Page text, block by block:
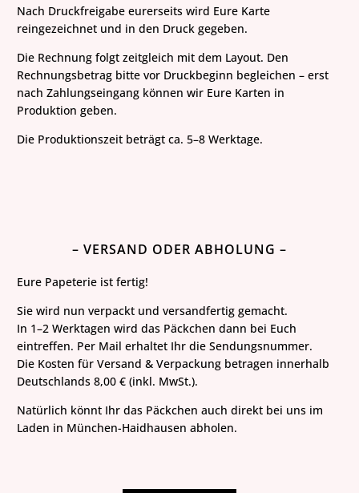
Nach Druckfreigabe eurerseits wird Eure Karte
reingezeichnet und in den Druck gegeben.
Die Rechnung folgt zeitgleich mit dem Layout. Den
Rechnungsbetrag bitte vor Druckbeginn begleichen – erst
nach Zahlungseingang können wir Eure Karten in
Produktion geben.
Die Produktionszeit beträgt ca. 5–8 Werktage.
– VERSAND ODER ABHOLUNG –
Eure Papeterie ist fertig!
Sie wird nun verpackt und versandfertig gemacht.
In 1–2 Werktagen wird das Päckchen dann bei Euch
eintreffen. Per Mail erhaltet Ihr die Sendungsnummer.
Die Kosten für Versand & Verpackung betragen innerhalb
Deutschlands 8,00 € (inkl. MwSt.).
Natürlich könnt Ihr das Päckchen auch direkt bei uns im
Laden in München-Haidhausen abholen.